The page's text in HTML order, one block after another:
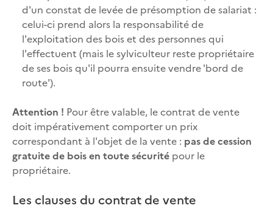
d'un constat de levée de présomption de salariat :
celui-ci prend alors la responsabilité de
l'exploitation des bois et des personnes qui
l'effectuent (mais le sylviculteur reste propriétaire
de ses bois qu'il pourra ensuite vendre 'bord de
route').
Attention ! Pour être valable, le contrat de vente
doit impérativement comporter un prix
correspondant à l'objet de la vente : pas de cession
gratuite de bois en toute sécurité pour le
propriétaire.
Les clauses du contrat de vente